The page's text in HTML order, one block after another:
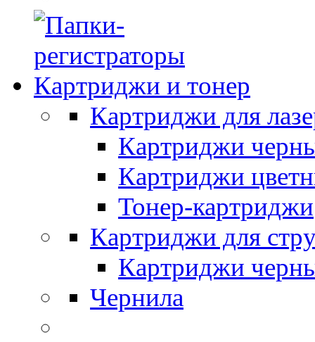
Картриджи и тонер
Картриджи для
Картриджи
Картриджи
Тонер-картриджи
Картриджи для
Картриджи
Чернила